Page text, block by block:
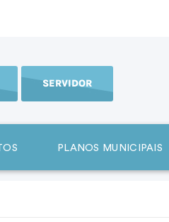
SERVIDOR
PLANOS MUNICIPAIS